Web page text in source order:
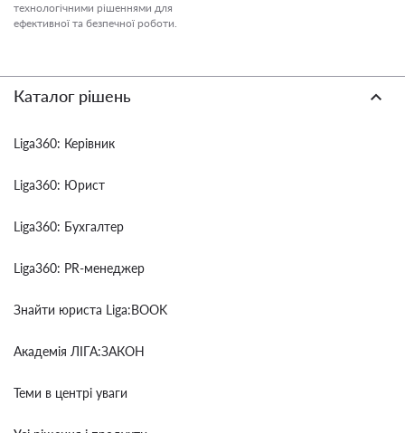
технологічними рішеннями для
ефективної та безпечної роботи.
Каталог рішень
Liga360: Керівник
Liga360: Юрист
Liga360: Бухгалтер
Liga360: PR-менеджер
Знайти юриста Liga:BOOK
Академія ЛІГА:ЗАКОН
Теми в центрі уваги